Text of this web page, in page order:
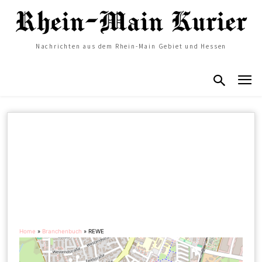
Nachrichten aus dem Rhein-Main Gebiet und Hessen
Home » Branchenbuch »REWE